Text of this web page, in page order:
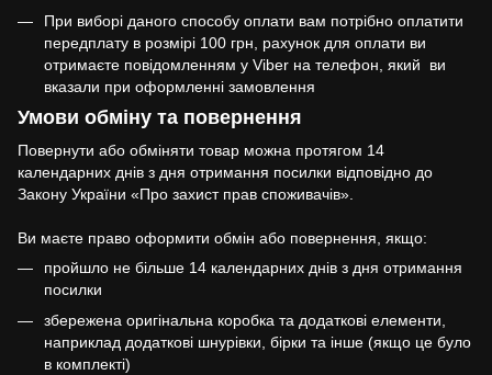
При виборі даного способу оплати вам потрібно оплатити
передплату в розмірі 100 грн, рахунок для оплати ви
отримаєте повідомленням у Viber на телефон, який ви
вказали при оформленні замовлення
Умови обміну та повернення
Повернути або обміняти товар можна протягом 14
календарних днів з дня отримання посилки відповідно до
Закону України «Про захист прав споживачів».
Ви маєте право оформити обмін або повернення, якщо:
пройшло не більше 14 календарних днів з дня отримання
посилки
збережена оригінальна коробка та додаткові елементи,
наприклад додаткові шнурівки, бірки та інше (якщо це було
в комплекті)